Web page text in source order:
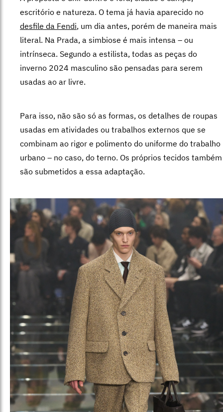
escritório e natureza. O tema já havia aparecido no
desfile da Fendi, um dia antes, porém de maneira mais
literal. Na Prada, a simbiose é mais intensa – ou
intrínseca. Segundo a estilista, todas as peças do
inverno 2024 masculino são pensadas para serem
usadas ao ar livre.
Para isso, não são só as formas, os detalhes de roupas
usadas em atividades ou trabalhos externos que se
combinam ao rigor e polimento do uniforme do trabalho
urbano – no caso, do terno. Os próprios tecidos também
são submetidos a essa adaptação.